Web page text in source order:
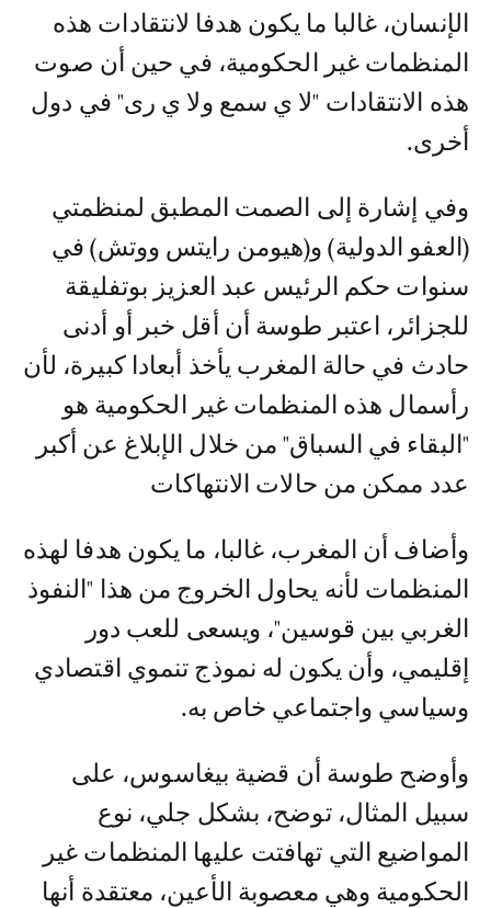
الإنسان، غالبا ما يكون هدفا لانتقادات هذه
المنظمات غير الحكومية، في حين أن صوت
هذه الانتقادات "لا ي سمع ولا ي رى" في دول
أخرى.
وفي إشارة إلى الصمت المطبق لمنظمتي
(العفو الدولية) و(هيومن رايتس ووتش) في
سنوات حكم الرئيس عبد العزيز بوتفليقة
للجزائر، اعتبر طوسة أن أقل خبر أو أدنى
حادث في حالة المغرب يأخذ أبعادا كبيرة، لأن
رأسمال هذه المنظمات غير الحكومية هو
"البقاء في السباق" من خلال الإبلاغ عن أكبر
عدد ممكن من حالات الانتهاكات
وأضاف أن المغرب، غالبا، ما يكون هدفا لهذه
المنظمات لأنه يحاول الخروج من هذا "النفوذ
الغربي بين قوسين"، ويسعى للعب دور
إقليمي، وأن يكون له نموذج تنموي اقتصادي
وسياسي واجتماعي خاص به.
وأوضح طوسة أن قضية بيغاسوس، على
سبيل المثال، توضح، بشكل جلي، نوع
المواضيع التي تهافتت عليها المنظمات غير
الحكومية وهي معصوبة الأعين، معتقدة أنها